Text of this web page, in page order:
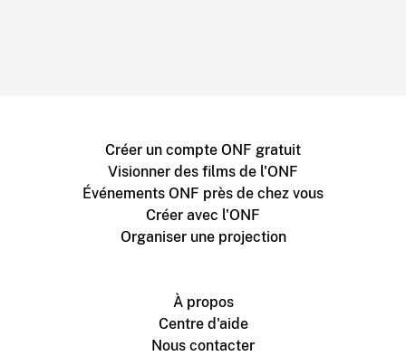
Créer un compte ONF gratuit
Visionner des films de l'ONF
Événements ONF près de chez vous
Créer avec l'ONF
Organiser une projection
À propos
Centre d'aide
Nous contacter